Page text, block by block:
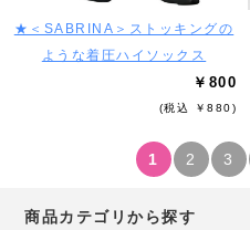
★＜SABRINA＞ストッキングの
ような着圧ハイソックス
￥800
(税込 ￥880)
1 2 3
商品カテゴリから探す